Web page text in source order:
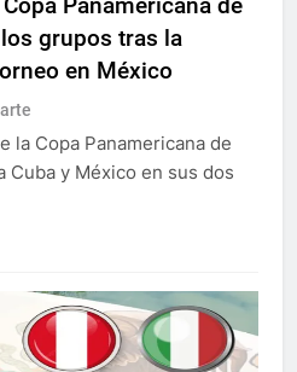
Copa Panamericana de
grupos tras la
en México
la Copa Panamericana de
Cuba y México en sus dos